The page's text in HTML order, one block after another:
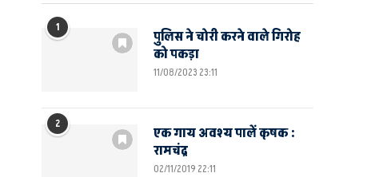
1
पुलिस ने चोरी करने वाले गिरोह
को पकड़ा
11/08/2023 23:11
2
एक गाय अवश्य पालें कृषक :
रामचंद्र
02/11/2019 22:11